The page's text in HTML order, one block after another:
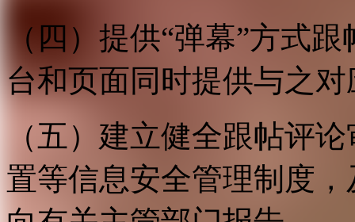
（四）提供“弹幕”方式
台和页面同时提供与之
（五）建立健全跟帖评
置等信息安全管理制度